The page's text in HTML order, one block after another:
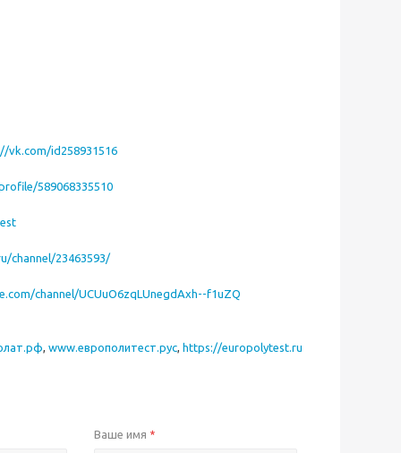
vk.com/id258931516
589068335510
channel/23463593/
channel/UCUuO6zqLUnegdAxh--f1uZQ
, www.европолитест.рус, https://europolytest.ru
Ваше имя *